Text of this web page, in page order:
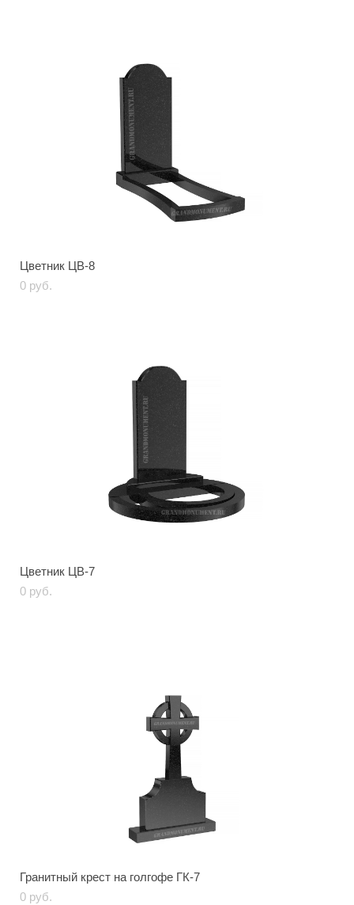
Цветник ЦВ-8
0 pуб.
Цветник ЦВ-7
0 pуб.
Гранитный крест на голгофе ГК-7
0 pуб.